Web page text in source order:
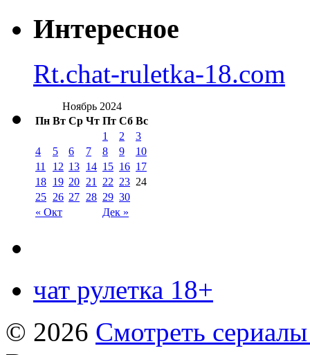
Интересное
Rt.chat-ruletka-18.com
Ноябрь 2024
Пн Вт Ср Чт Пт Сб Вс
« Окт Дек »
1 2
3
4
5 6 7 8 9
10
11
12 13 14 15 16 17
18 19 20 21 22 23 24
25 26 27 28 29 30
чат рулетка 18+
© 2026 Смотреть